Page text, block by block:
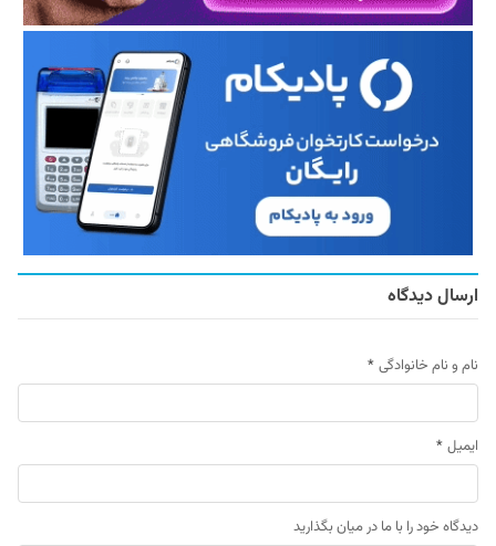
ارسال دیدگاه
نام و نام خانوادگی *
ایمیل *
دیدگاه خود را با ما در میان بگذارید